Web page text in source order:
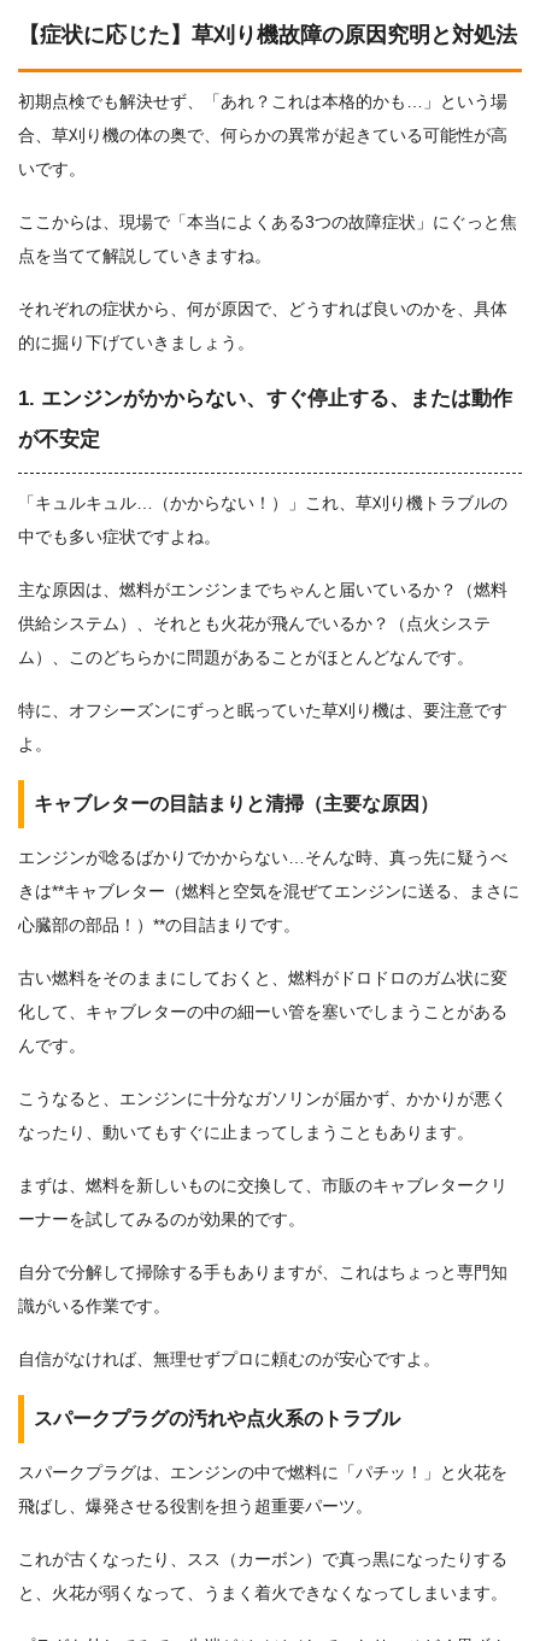
【症状に応じた】草刈り機故障の原因究明と対処法
初期点検でも解決せず、「あれ？これは本格的かも…」という場
合、草刈り機の体の奥で、何らかの異常が起きている可能性が高
いです。
ここからは、現場で「本当によくある3つの故障症状」にぐっと焦
点を当てて解説していきますね。
それぞれの症状から、何が原因で、どうすれば良いのかを、具体
的に掘り下げていきましょう。
1. エンジンがかからない、すぐ停止する、または動作
が不安定
「キュルキュル…（かからない！）」これ、草刈り機トラブルの
中でも多い症状ですよね。
主な原因は、燃料がエンジンまでちゃんと届いているか？（燃料
供給システム）、それとも火花が飛んでいるか？（点火システ
ム）、このどちらかに問題があることがほとんどなんです。
特に、オフシーズンにずっと眠っていた草刈り機は、要注意です
よ。
キャブレターの目詰まりと清掃（主要な原因）
エンジンが唸るばかりでかからない…そんな時、真っ先に疑うべ
きは**キャブレター（燃料と空気を混ぜてエンジンに送る、まさに
心臓部の部品！）**の目詰まりです。
古い燃料をそのままにしておくと、燃料がドロドロのガム状に変
化して、キャブレターの中の細ーい管を塞いでしまうことがある
んです。
こうなると、エンジンに十分なガソリンが届かず、かかりが悪く
なったり、動いてもすぐに止まってしまうこともあります。
まずは、燃料を新しいものに交換して、市販のキャブレタークリ
ーナーを試してみるのが効果的です。
自分で分解して掃除する手もありますが、これはちょっと専門知
識がいる作業です。
自信がなければ、無理せずプロに頼むのが安心ですよ。
スパークプラグの汚れや点火系のトラブル
スパークプラグは、エンジンの中で燃料に「パチッ！」と火花を
飛ばし、爆発させる役割を担う超重要パーツ。
これが古くなったり、スス（カーボン）で真っ黒になったりする
と、火花が弱くなって、うまく着火できなくなってしまいます。